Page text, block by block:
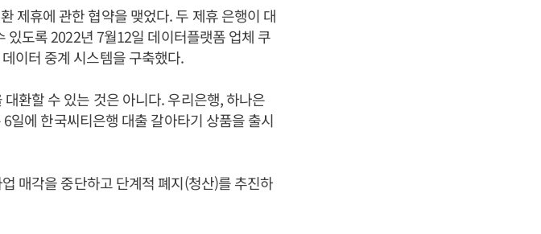
제휴에 관한 협약을 맺었다. 두 제휴 은행이 대
도록 2022년 7월12일 데이터플랫폼 업체 쿠
이터 중계 시스템을 구축했다.
환할 수 있는 것은 아니다. 우리은행, 하나은
일에 한국씨티은행 대출 갈아타기 상품을 출시
매각을 중단하고 단계적 폐지(청산)를 추진하